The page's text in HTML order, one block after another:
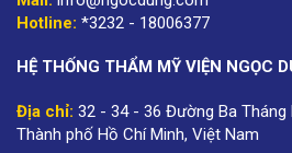
Hotline: *3232 - 18006377
HỆ THỐNG THẨM MỸ VIỆN NGỌC
Địa chỉ: 32 - 34 - 36 Đường Ba Tháng
Thành phố Hồ Chí Minh, Việt Nam